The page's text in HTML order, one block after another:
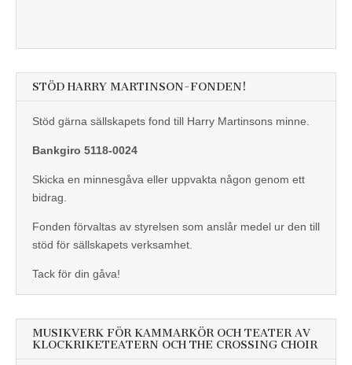
STÖD HARRY MARTINSON-FONDEN!
Stöd gärna sällskapets fond till Harry Martinsons minne.
Bankgiro 5118-0024
Skicka en minnesgåva eller uppvakta någon genom ett
bidrag.
Fonden förvaltas av styrelsen som anslår medel ur den till
stöd för sällskapets verksamhet.
Tack för din gåva!
MUSIKVERK FÖR KAMMARKÖR OCH TEATER AV
KLOCKRIKETEATERN OCH THE CROSSING CHOIR